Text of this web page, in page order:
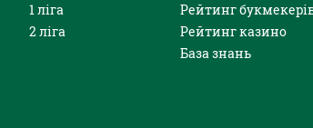
1 ліга
2 ліга
Рейтинг
Рейтинг казино
База знань